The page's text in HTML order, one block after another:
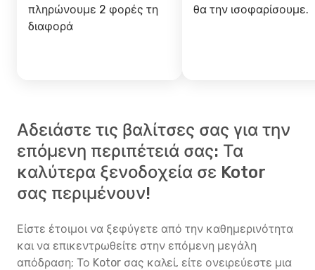
πληρώνουμε 2 φορές τη
διαφορά
θα την ισοφαρίσουμε.
Αδειάστε τις βαλίτσες σας για την
επόμενη περιπέτειά σας: Τα
καλύτερα ξενοδοχεία σε Kotor
σας περιμένουν!
Είστε έτοιμοι να ξεφύγετε από την καθημερινότητα
και να επικεντρωθείτε στην επόμενη μεγάλη
απόδραση; Το Kotor σας καλεί, είτε ονειρεύεστε μια